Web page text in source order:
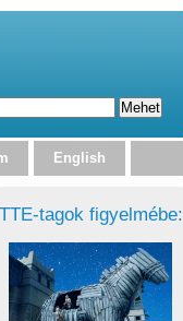
English
TTE-tagok figyelmébe: